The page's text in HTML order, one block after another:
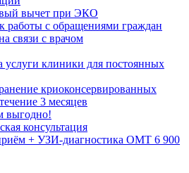
вычет при ЭКО
работы с обращениями граждан
связи с врачом
услуги клиники для постоянных
криоконсервированных
3 месяцев
выгодно!
консультация
+ УЗИ-диагностика ОМТ 6 900